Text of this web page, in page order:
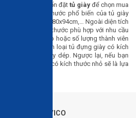
nên đo vị trí muốn đặttủ giàyđể chọn mua
Một số kích thước phổ biến của tủ giày
50x10cm, 80x94cm,… Ngoài diện tích
kệ giày có kích thước phù hợp với nhu cầu
có nhiều giày dép hoặc số lượng thành viên
thì bạn nên chọn loại tủ đựng giày có kích
30-40 đôi giày dép. Ngược lại, nếu bạn
những mẫu tủ có kích thước nhỏ sẽ là lựa
Về HAVICO